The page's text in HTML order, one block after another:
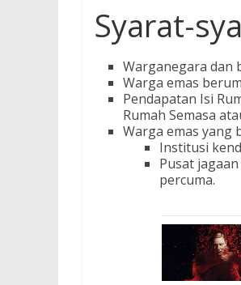
Syarat-
Warganegara dan
Warga emas
Pendapatan Isi
Rumah Semasa
Warga emas yang
Institusi
Pusat
percuma.